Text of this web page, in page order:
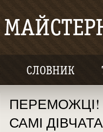
СЛОВНИК
ПЕРЕМОЖЦІ!
САМІ